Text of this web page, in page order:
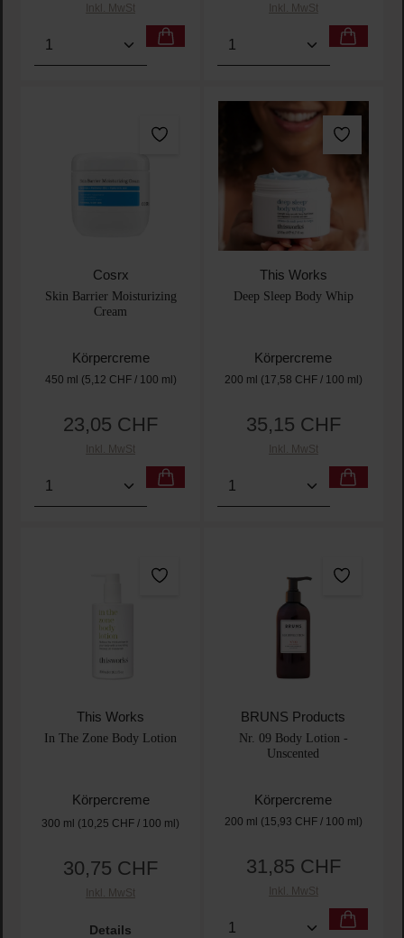
Inkl. MwSt
Produkt Anzahl: Gib den gewünschten Wert ein
Inkl. MwSt
Produkt Anzahl: Gib
Cosrx
Skin Barrier Moisturizing
Cream
Körpercreme
450 ml (5,12 CHF / 100 ml)
Regulärer Preis:
23,05 CHF
Inkl. MwSt
Produkt Anzahl: Gib den gewünschten Wert ein
This Works
Deep Sleep Body Whip
Körpercreme
200 ml (17,58 CHF / 100 ml)
Regulärer Preis:
35,15 CHF
Inkl. MwSt
Produkt Anzahl: Gib
This Works
In The Zone Body Lotion
Körpercreme
300 ml (10,25 CHF / 100 ml)
Regulärer Preis:
30,75 CHF
Inkl. MwSt
Details
BRUNS Products
Nr. 09 Body Lotion -
Unscented
Körpercreme
200 ml (15,93 CHF / 100 ml)
Regulärer Preis:
31,85 CHF
Inkl. MwSt
Produkt Anzahl: Gib